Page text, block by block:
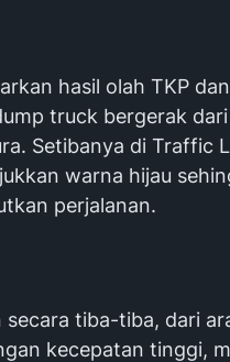
hasil olah TKP
truck bergerak
Setibanya di Traffic
warna hijau
perjalanan.
secara tiba-tiba, dari
kecepatan tinggi,